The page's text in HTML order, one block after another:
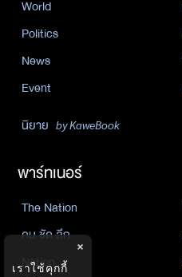
World
Politics
News
Event
นิยาย by KaweBook
พาร์ทเนอร์
The Nation
คม ชัด ลึก
Nation
×
เราใช้คุกกี้